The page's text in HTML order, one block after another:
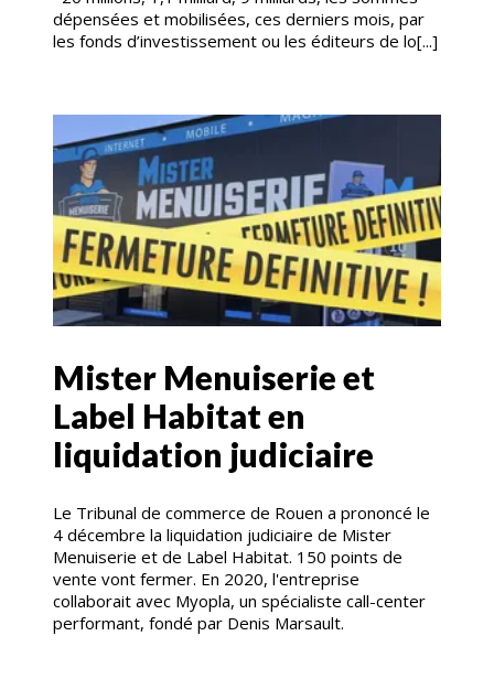
dépensées et mobilisées, ces derniers mois, par
les fonds d’investissement ou les éditeurs de lo[...]
Mister Menuiserie et
Label Habitat en
liquidation judiciaire
Le Tribunal de commerce de Rouen a prononcé le
4 décembre la liquidation judiciaire de Mister
Menuiserie et de Label Habitat. 150 points de
vente vont fermer. En 2020, l'entreprise
collaborait avec Myopla, un spécialiste call-center
performant, fondé par Denis Marsault.